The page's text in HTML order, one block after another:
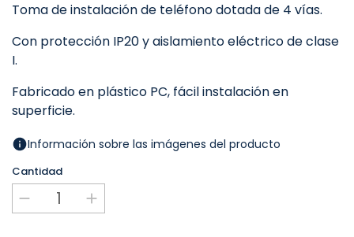
Toma de instalación de teléfono dotada de 4 vías.
Con protección IP20 y aislamiento eléctrico de clase
I.
Fabricado en plástico PC, fácil instalación en
superficie.
Información sobre las imágenes del producto
Cantidad